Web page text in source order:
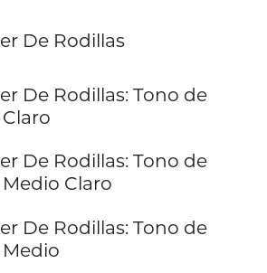
De Rodillas
De Rodillas: Tono de
De Rodillas: Tono de
Medio Claro
De Rodillas: Tono de
Medio